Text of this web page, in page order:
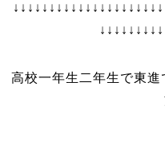
高校一年生二年生で東